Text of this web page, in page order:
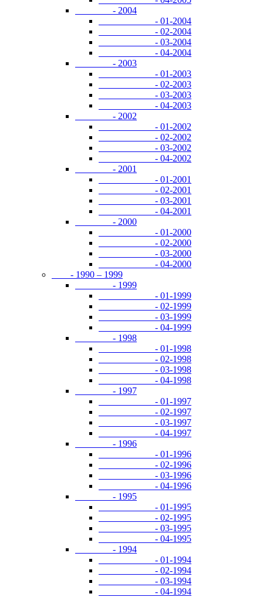
- 2004
- 01-2004
- 02-2004
- 03-2004
- 04-2004
- 2003
- 01-2003
- 02-2003
- 03-2003
- 04-2003
- 2002
- 01-2002
- 02-2002
- 03-2002
- 04-2002
- 2001
- 01-2001
- 02-2001
- 03-2001
- 04-2001
- 2000
- 01-2000
- 02-2000
- 03-2000
- 04-2000
- 1990 – 1999
- 1999
- 01-1999
- 02-1999
- 03-1999
- 04-1999
- 1998
- 01-1998
- 02-1998
- 03-1998
- 04-1998
- 1997
- 01-1997
- 02-1997
- 03-1997
- 04-1997
- 1996
- 01-1996
- 02-1996
- 03-1996
- 04-1996
- 1995
- 01-1995
- 02-1995
- 03-1995
- 04-1995
- 1994
- 01-1994
- 02-1994
- 03-1994
- 04-1994